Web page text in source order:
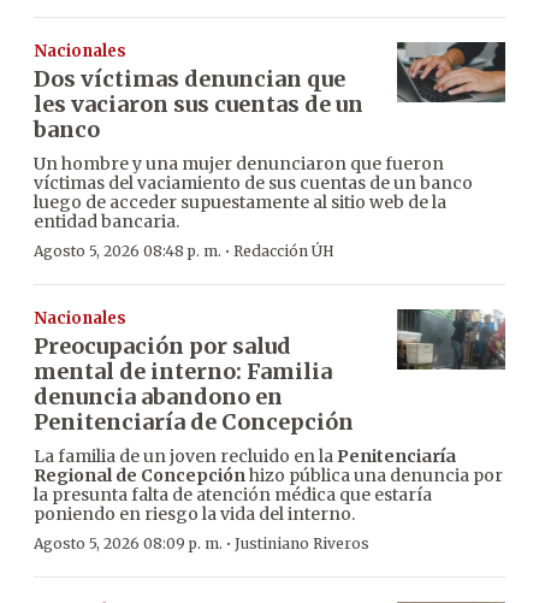
Nacionales
Dos víctimas denuncian que
les vaciaron sus cuentas de un
banco
Un hombre y una mujer denunciaron que fueron
víctimas del vaciamiento de sus cuentas de un banco
luego de acceder supuestamente al sitio web de la
entidad bancaria.
Agosto 5, 2026 08:48 p. m. · Redacción ÚH
Nacionales
Preocupación por salud
mental de interno: Familia
denuncia abandono en
Penitenciaría de Concepción
La familia de un joven recluido en la Penitenciaría
Regional de Concepciónhizo pública una denuncia por
la presunta falta de atención médica que estaría
poniendo en riesgo la vida del interno.
Agosto 5, 2026 08:09 p. m. · Justiniano Riveros